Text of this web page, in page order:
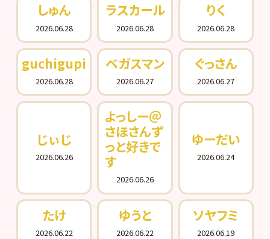
しゅん
2026.06.28
ラスカール
2026.06.28
りく
2026.06.28
guchigupi
2026.06.28
ベガスマン
2026.06.27
ぐっさん
2026.06.27
じぃじ
2026.06.26
よっしー＠
さほさんず
っと好きで
す
2026.06.26
ゆーだい
2026.06.24
たけ
2026.06.22
ゆうと
2026.06.22
ソヤフミ
2026.06.19